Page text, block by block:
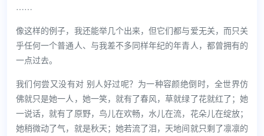
……
像这样的例子，我还能举几个出来，但它们都与爱无关，而只关
乎任何一个普通人、与我差不多同样年纪的年青人，都曾拥有的
一点过去。
我们何尝又没有对 别人好过呢？为一种容颜绝倒时，全世界仿
佛就只是她一人，她一笑，就有了春风，草就绿了花就红了；她
一说话，就有了原野，鸟儿在欢畅，水儿在流，花朵儿在绽放；
她稍微动了气，就是秋天；她若流了泪，天地间就只剩了凛凛的